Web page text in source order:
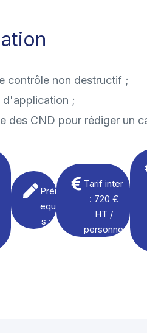
contrôle non destructif ;
d'application ;
des CND pour rédiger un
Prér
equi
s : /
Tarif inter
: 720 €
HT /
personne